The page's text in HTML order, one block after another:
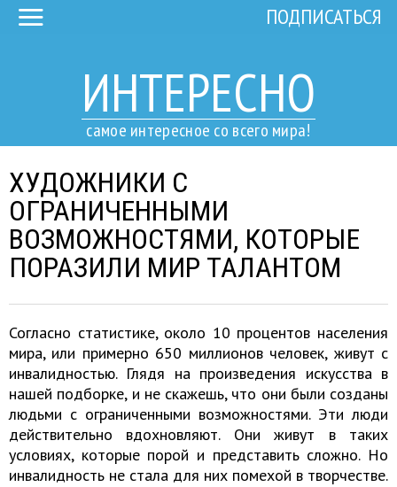
ИНТЕРЕСНО
самое интересное со всего мира!
ПОДПИСАТЬСЯ
ХУДОЖНИКИ С
ОГРАНИЧЕННЫМИ
ВОЗМОЖНОСТЯМИ, КОТОРЫЕ
ПОРАЗИЛИ МИР ТАЛАНТОМ
Согласно статистике, около 10 процентов населения
мира, или примерно 650 миллионов человек, живут с
инвалидностью. Глядя на произведения искусства в
нашей подборке, и не скажешь, что они были созданы
людьми с ограниченными возможностями. Эти люди
действительно вдохновляют. Они живут в таких
условиях, которые порой и представить сложно. Но
инвалидность не стала для них помехой в творчестве.